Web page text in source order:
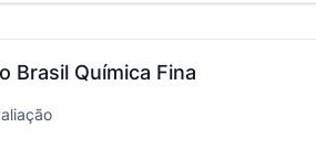
Brasil Química Fina